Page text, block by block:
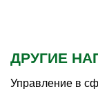
ДРУГИЕ
Управление в